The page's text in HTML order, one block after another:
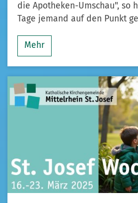
die Apotheken-Umschau", so
Tage jemand auf den Punkt
Mehr